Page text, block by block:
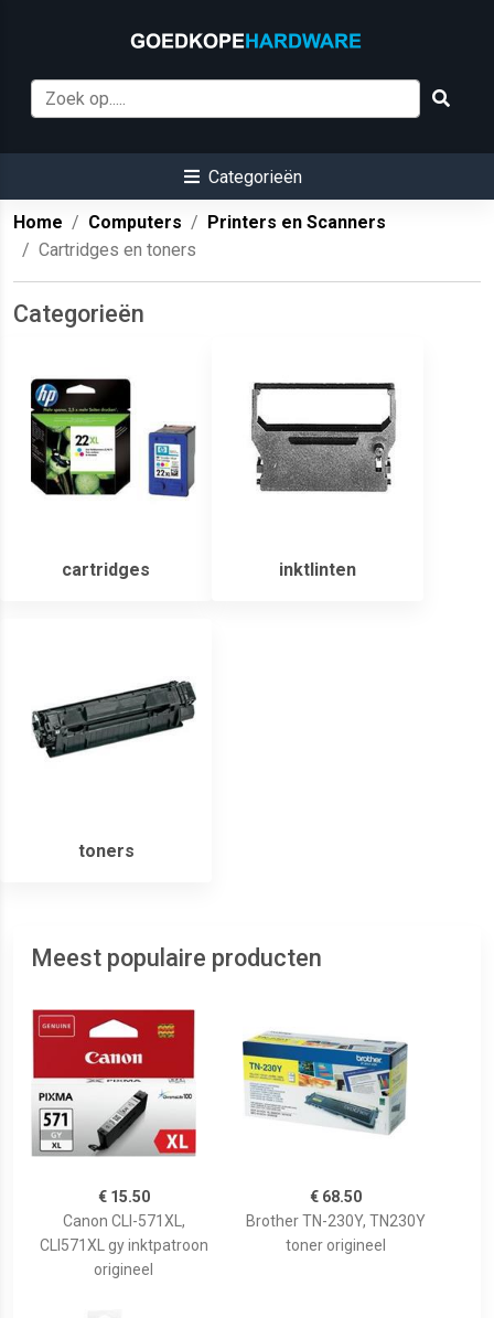
Categorieën
Home Computers
Printers en Scanners
Cartridges en toners
Categorieën
cartridges inktlinten
toners
Meest populaire producten
€ 15.50
Canon CLI-571XL,
CLI571XL gy inktpatroon
origineel
€ 68.50
Brother TN-230Y, TN230Y
toner origineel